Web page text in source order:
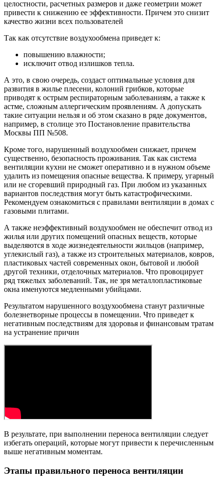
целостности, расчетных размеров и даже геометрии может
привести к снижению ее эффективности. Причем это снизит
качество жизни всех пользователей
Так как отсутствие воздухообмена приведет к:
повышению влажности;
исключит отвод излишков тепла.
А это, в свою очередь, создаст оптимальные условия для
развития в жилье плесени, колоний грибков, которые
приводят к острым респираторным заболеваниям, а также к
астме, сложным аллергическим проявлениям. А допускать
такие ситуации нельзя и об этом сказано в ряде документов,
например, в столице это Постановление правительства
Москвы ПП №508.
Кроме того, нарушенный воздухообмен снижает, причем
существенно, безопасность проживания. Так как система
вентиляции кухни не сможет оперативно и в нужном объеме
удалить из помещения опасные вещества. К примеру, угарный
или не сгоревший природный газ. При любом из указанных
вариантов последствия могут быть катастрофическими.
Рекомендуем ознакомиться с правилами вентиляции в домах с
газовыми плитами.
А также неэффективный воздухообмен не обеспечит отвод из
жилья или других помещений опасных веществ, которые
выделяются в ходе жизнедеятельности жильцов (например,
углекислый газ), а также из строительных материалов, ковров,
пластиковых частей современных окон, бытовой и любой
другой техники, отделочных материалов. Что провоцирует
ряд тяжелых заболеваний. Так, не зря металлопластиковые
окна именуются медленными убийцами.
Результатом нарушенного воздухообмена станут различные
болезнетворные процессы в помещении. Что приведет к
негативным последствиям для здоровья и финансовым тратам
на устранение причин
В результате, при выполнении переноса вентиляции следует
избегать операций, которые могут привести к перечисленным
выше негативным моментам.
Этапы правильного переноса вентиляции